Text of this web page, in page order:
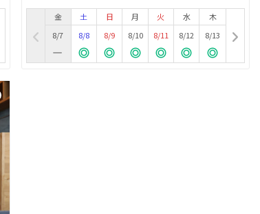
金
8/7
土
8/8
日
8/9
月
8/10
火
8/11
水
8/12
木
8/13